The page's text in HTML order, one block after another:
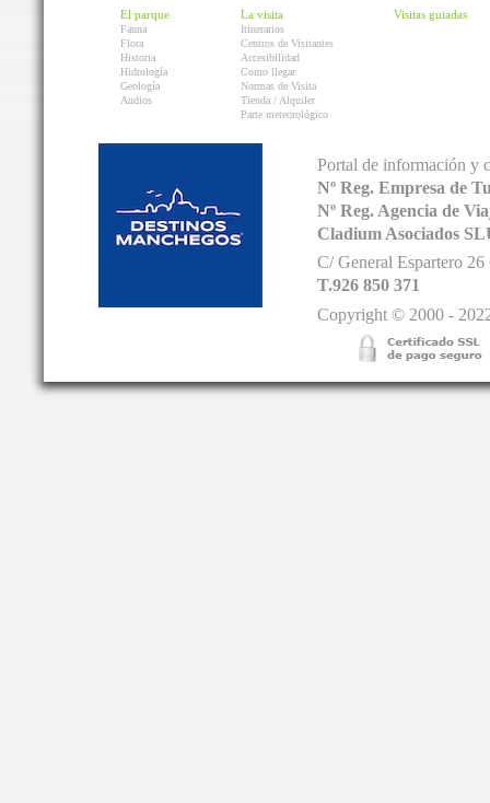
El parque
Fauna
Flora
Historia
Hidrología
Geología
Audios
La visita
Itinerarios
Centros de Visitantes
Accesibilidad
Como llegar
Normas de Visita
Tienda / Alquiler
Parte meteorológico
Visitas guiadas
Portal de información y
Nº Reg. Empresa de
Nº Reg. Agencia de
Cladium Asociados
C/ General Espartero
T.926 850 371
Copyright © 2000 -